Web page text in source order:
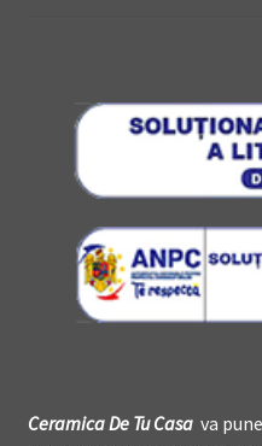
Ceramica DeTu Casava